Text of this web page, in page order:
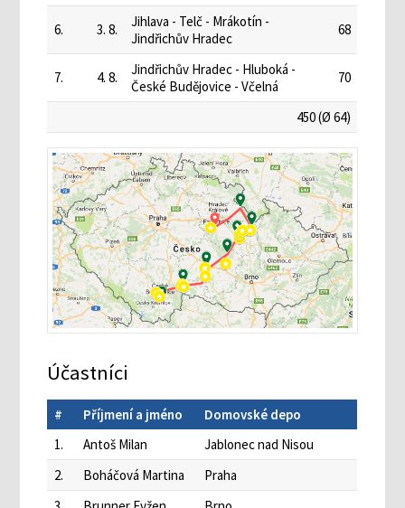
6. 3. 8.
Jihlava - Telč - Mrákotín -
Jindřichův Hradec
68
7. 4. 8.
Jindřichův Hradec - Hluboká -
České Budějovice - Včelná
70
450 (Ø 64)
Účastníci
# Příjmení a jméno
Domovské depo
1.
Antoš Milan
Jablonec nad Nisou
2.
Boháčová Martina
Praha